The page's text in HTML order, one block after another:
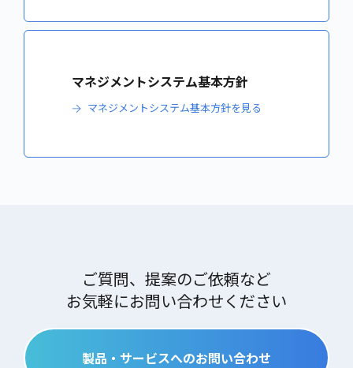
マネジメントシステム基本方針
マネジメントシステム基本方針を見る
ご質問、提案のご依頼など
お気軽にお問い合わせください
製品・サービスへのお問い合わせ